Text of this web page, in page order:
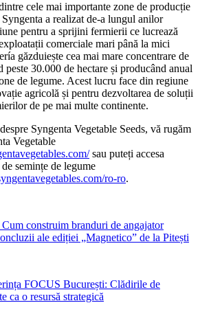
cele mai importante zone de producție
a realizat de-a lungul anilor
pentru a sprijini fermierii ce lucrează
comerciale mari până la mici
găzduiește cea mai mare concentrare de
peste 30.000 de hectare și producând anual
de legume. Acest lucru face din regiune
agricolă și pentru dezvoltarea de soluții
de pe mai multe continente.
Syngenta Vegetable Seeds, vă rugăm
Vegetable
sau puteți accesa
semințe de legume
ro-ro.
construim branduri de angajator
ale ediției „Magnetico” de la Pitești
FOCUS București: Clădirile de
ca o resursă strategică